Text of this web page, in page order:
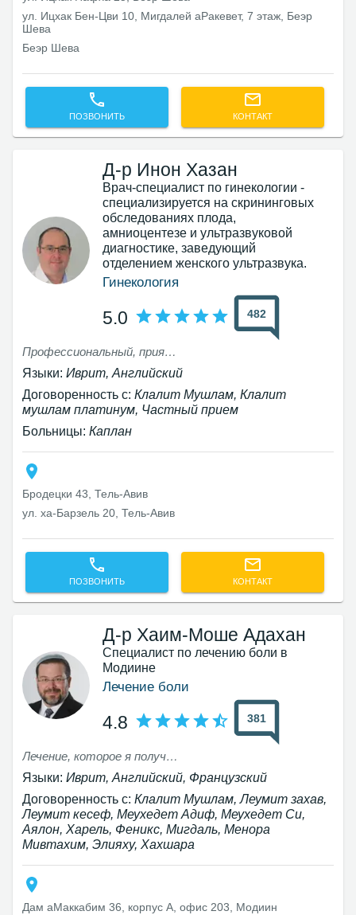
ул. Ицхак Бен-Цви 10, Мигдалей аРакевет, 7 этаж, Беэр
Шева
Беэр Шева
ПОЗВОНИТЬ КОНТАКТ
Д-р Инон Хазан
Врач-специалист по гинекологии -
специализируется на скрининговых
обследованиях плода,
амниоцентезе и ультразвуковой
диагностике, заведующий
отделением женского ультразвука.
Гинекология
5.0 482
Профессиональный, приятный, с чувством юмора, компетентный. Основательный!
Языки: Иврит, Английский
Договоренность с: Клалит Мушлам, Клалит
мушлам платинум, Частный прием
Больницы: Каплан
Бродецки 43, Тель-Авив‎
ул. ха-Барзель 20, Тель-Авив‎
ПОЗВОНИТЬ КОНТАКТ
Д-р Хаим-Моше Адахан
Специалист по лечению боли в
Модиине
Лечение боли
4.8 381
Лечение, которое я получил от доктора Хаима, я рекомендую каждому, кто испытывает невыносимые боли. Сегодня я чувствую себя очень хорошо и свободен делать всё. Большое спасибо за лечение и за отношение всей команды.
Языки: Иврит, Английский, Французский
Договоренность с: Клалит Мушлам, Леумит захав,
Леумит кесеф, Меухедет Адиф, Меухедет Си,
Аялон, Харель, Феникс, Мигдаль, Менора
Мивтахим, Элияху, Хахшара
Дам aMаккабим 36, корпус А, офис 203, Модиин